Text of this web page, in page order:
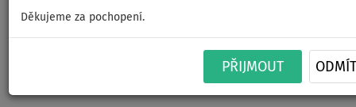
Děkujeme za pochopení.
PŘIJMOUT
Sportovní park Pardubice 2017
- ukázka paddleboardů